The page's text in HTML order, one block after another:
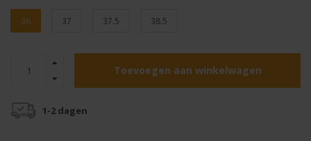
36 37 37.5 38.5
Toevoegen aan winkelwagen
1-2 dagen